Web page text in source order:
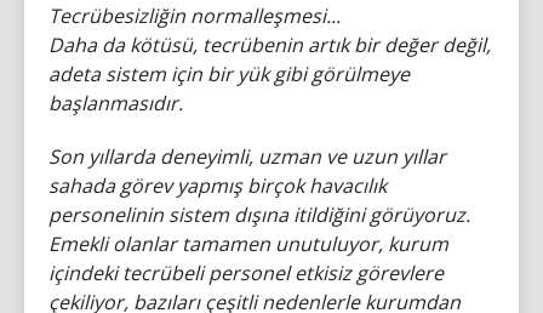
Tecrübesizliğin normalleşmesi...
Daha da kötüsü, tecrübenin artık bir değer değil,
adeta sistem için bir yük gibi görülmeye
başlanmasıdır.
Son yıllarda deneyimli, uzman ve uzun yıllar
sahada görev yapmış birçok havacılık
personelinin sistem dışına itildiğini görüyoruz.
Emekli olanlar tamamen unutuluyor, kurum
içindeki tecrübeli personel etkisiz görevlere
çekiliyor, bazıları çeşitli nedenlerle kurumdan